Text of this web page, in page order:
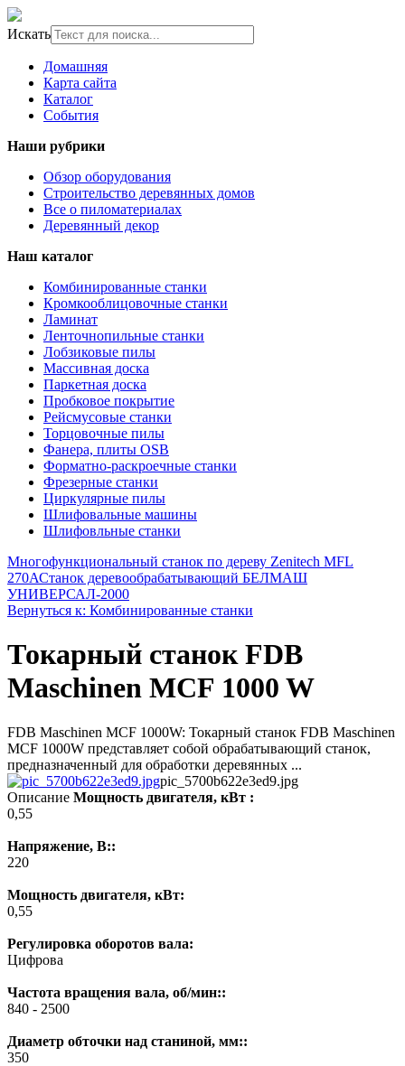
Искать
Домашняя
Карта сайта
Каталог
События
Наши рубрики
Обзор оборудования
Строительство деревянных домов
Все о пиломатериалах
Деревянный декор
Наш каталог
Комбинированные станки
Кромкооблицовочные станки
Ламинат
Ленточнопильные станки
Лобзиковые пилы
Массивная доска
Паркетная доска
Пробковое покрытие
Рейсмусовые станки
Торцовочные пилы
Фанера, плиты OSB
Форматно-раскроечные станки
Фрезерные станки
Циркулярные пилы
Шлифовальные машины
Шлифовльные станки
Многофункциональный станок по дереву Zenitech MFL
270АСтанок деревообрабатывающий БЕЛМАШ
УНИВЕРСАЛ-2000
Вернуться к: Комбинированные станки
Токарный станок FDB
Maschinen MCF 1000 W
FDB Maschinen MCF 1000W: Токарный станок FDB Maschinen
MCF 1000W представляет собой обрабатывающий станок,
предназначенный для обработки деревянных ...
pic_5700b622e3ed9.jpg
Описание Мощность двигателя, кВт :
0,55
Напряжение, В::
220
Мощность двигателя, кВт:
0,55
Регулировка оборотов вала:
Цифрова
Частота вращения вала, об/мин::
840 - 2500
Диаметр обточки над станиной, мм::
350